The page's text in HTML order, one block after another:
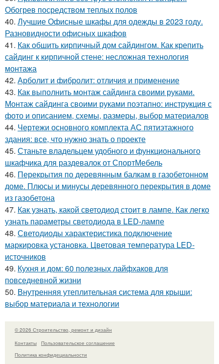
Обогрев посредством теплых полов
40. Лучшие Офисные шкафы для одежды в 2023 году.
Разновидности офисных шкафов
41. Как обшить кирпичный дом сайдингом. Как крепить
сайдинг к кирпичной стене: несложная технология
монтажа
42. Арболит и фибролит: отличия и применение
43. Как выполнить монтаж сайдинга своими руками.
Монтаж сайдинга своими руками поэтапно: инструкция с
фото и описанием, схемы, размеры, выбор материалов
44. Чертежи основного комплекта АС пятиэтажного
здания: все, что нужно знать о проекте
45. Станьте владельцем удобного и функционального
шкафчика для раздевалок от СпортМебель
46. Перекрытия по деревянным балкам в газобетонном
доме. Плюсы и минусы деревянного перекрытия в доме
из газобетона
47. Как узнать, какой светодиод стоит в лампе. Как легко
узнать параметры светодиода в LED-лампе
48. Светодиоды характеристика подключение
маркировка установка. Цветовая температура LED-
источников
49. Кухня и дом: 60 полезных лайфхаков для
повседневной жизни
50. Внутренняя утеплительная система для крыши:
выбор материала и технологии
© 2026 Строительство, ремонт и дизайн
Контакты
Пользовательское соглашение
Политика конфидециальности